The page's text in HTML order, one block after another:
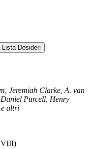
Desideri
Jeremiah Clarke, A. van
Purcell, Henry
e altri